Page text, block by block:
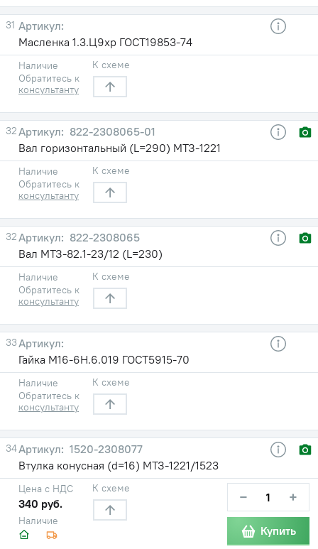
31
Масленка 1.3.Ц9хр ГОСТ19853-74
Наличие
Обратитесь к
консультанту
К схеме
32
822-2308065-01
Вал горизонтальный (L=290) МТЗ-1221
Наличие
Обратитесь к
консультанту
К схеме
32
822-2308065
Вал МТЗ-82.1-23/12 (L=230)
Наличие
Обратитесь к
консультанту
К схеме
33
Гайка М16-6Н.6.019 ГОСТ5915-70
Наличие
Обратитесь к
консультанту
К схеме
34
1520-2308077
Втулка конусная (d=16) МТЗ-1221/1523
Наличие
Цена с НДС
340 руб.
К схеме − +
Купить